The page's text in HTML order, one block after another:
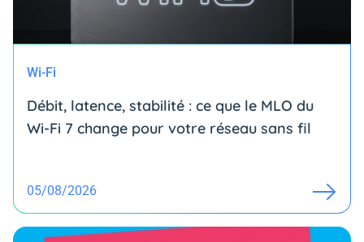
Wi-Fi
Débit, latence, stabilité : ce que le MLO du
Wi-Fi 7 change pour votre réseau sans fil
05/08/2026